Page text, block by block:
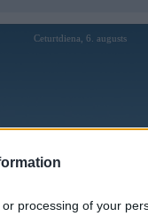
processing of your
Ceturtdiena, 6. augusts
Lietotāji